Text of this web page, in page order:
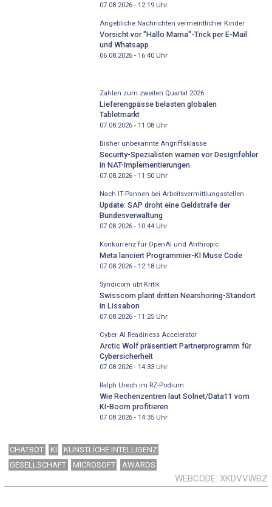
07.08.2026 - 12:19Uhr
Angebliche Nachrichten vermeintlicher Kinder
Vorsicht vor "Hallo Mama"-Trick per E-Mail
und Whatsapp
06.08.2026 - 16:40Uhr
Zahlen zum zweiten Quartal 2026
Lieferengpässe belasten globalen
Tabletmarkt
07.08.2026 - 11:08Uhr
Bisher unbekannte Angriffsklasse
Security-Spezialisten warnen vor Designfehler
in NAT-Implementierungen
07.08.2026 - 11:50Uhr
Nach IT-Pannen bei Arbeitsvermittlungsstellen
Update: SAP droht eine Geldstrafe der
Bundesverwaltung
07.08.2026 - 10:44Uhr
Konkurrenz für OpenAI und Anthropic
Meta lanciert Programmier-KI Muse Code
07.08.2026 - 12:18Uhr
Syndicom übt Kritik
Swisscom plant dritten Nearshoring-Standort
in Lissabon
07.08.2026 - 11:25Uhr
Cyber AI Readiness Accelerator
Arctic Wolf präsentiert Partnerprogramm für
Cybersicherheit
07.08.2026 - 14:33Uhr
Ralph Urech im RZ-Podium
Wie Rechenzentren laut Solnet/Data11 vom
KI-Boom profitieren
07.08.2026 - 14:35Uhr
CHATBOT KI
KÜNSTLICHE INTELLIGENZ
GESELLSCHAFT
MICROSOFT AWARDS
WEBCODE XKDVVWBZ